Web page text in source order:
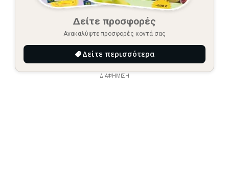
Δείτε προσφορές
Ανακαλύψτε προσφορές κοντά σας
Δείτε περισσότερα
ΔΙΑΦΉΜΙΣΗ